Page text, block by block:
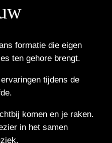
formatie die eigen
ten gehore brengt.
tijdens de
komen en je raken.
in het samen